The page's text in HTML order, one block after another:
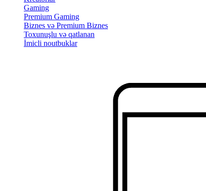
Gaming
Premium Gaming
Biznes və Premium Biznes
Toxunuşlu və qatlanan
İmicli noutbuklar